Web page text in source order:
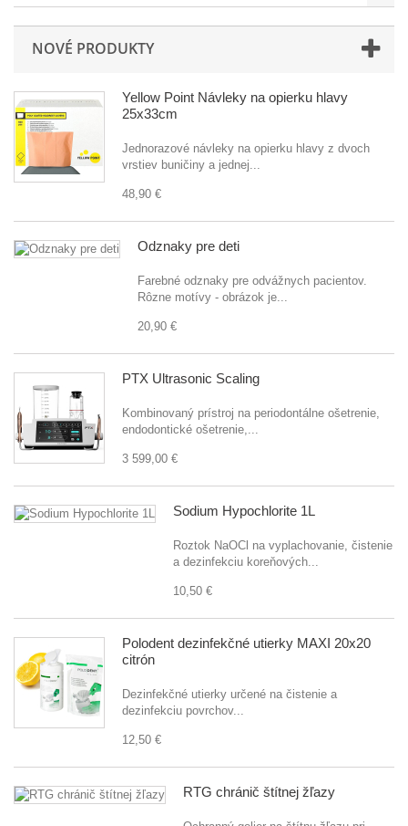
NOVÉ PRODUKTY
Yellow Point Návleky na opierku hlavy
25x33cm
Jednorazové návleky na opierku hlavy z dvoch
vrstiev buničiny a jednej...
48,90 €
Odznaky pre deti
Farebné odznaky pre odvážnych pacientov.
Rôzne motívy - obrázok je...
20,90 €
PTX Ultrasonic Scaling
Kombinovaný prístroj na periodontálne ošetrenie,
endodontické ošetrenie,...
3 599,00 €
Sodium Hypochlorite 1L
Roztok NaOCl na vyplachovanie, čistenie
a dezinfekciu koreňových...
10,50 €
Polodent dezinfekčné utierky MAXI 20x20
citrón
Dezinfekčné utierky určené na čistenie a
dezinfekciu povrchov...
12,50 €
RTG chránič štítnej žľazy